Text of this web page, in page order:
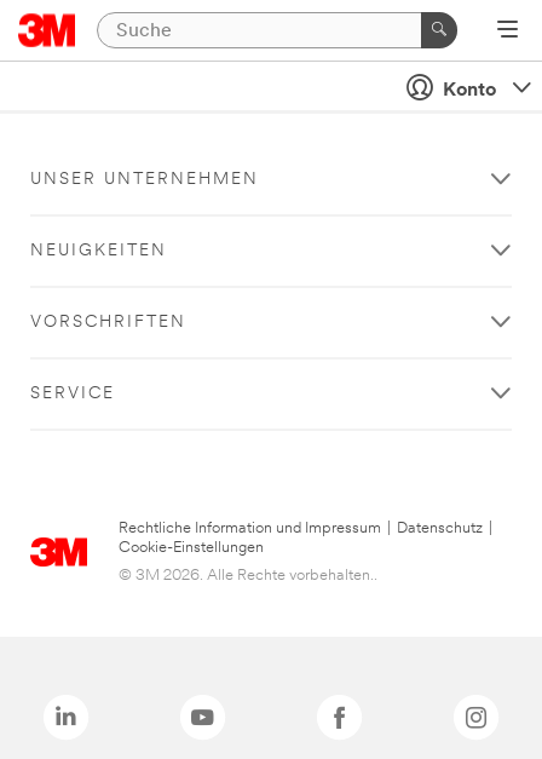
Konto
UNSER UNTERNEHMEN
NEUIGKEITEN
VORSCHRIFTEN
SERVICE
Rechtliche Information und Impressum Datenschutz
Cookie-Einstellungen
© 3M 2026. Alle Rechte vorbehalten..